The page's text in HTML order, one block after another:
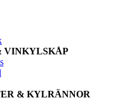
VINKYLSKÅP
& KYLRÄNNOR